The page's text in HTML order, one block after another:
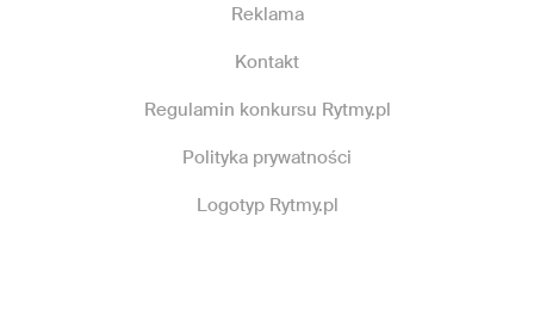
Reklama
Kontakt
Regulamin konkursu Rytmy.pl
Polityka prywatności
Logotyp Rytmy.pl